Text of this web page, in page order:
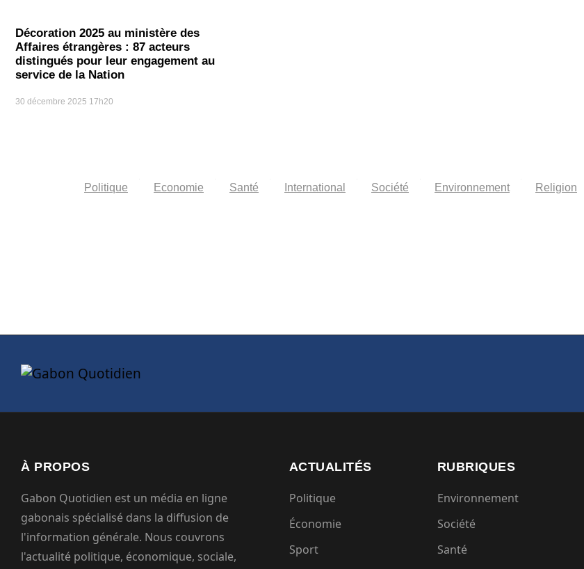
Décoration 2025 au ministère des
Affaires étrangères : 87 acteurs
distingués pour leur engagement au
service de la Nation
30 décembre 2025 17h20
Politique Economie Santé International Société Environnement Religion
À PROPOS
Gabon Quotidien est un média en ligne
gabonais spécialisé dans la diffusion de
l'information générale. Nous couvrons
l'actualité politique, économique, sociale,
ACTUALITÉS
Politique
Économie
Sport
RUBRIQUES
Environnement
Société
Santé